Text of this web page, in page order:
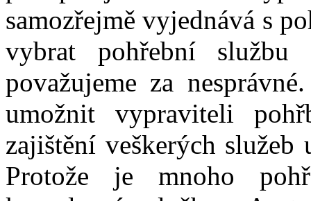
samozřejmě vyjednává s
vybrat pohřební službu
považujeme za
umožnit vypraviteli
zajištění veškerých služeb
Protože je mnoho